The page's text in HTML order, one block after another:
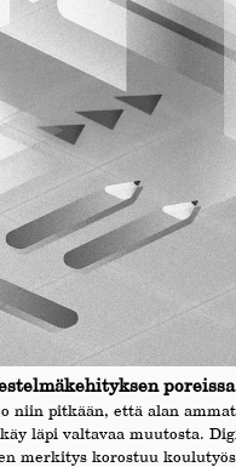
poreissa
niin pitkään, että alan
läpi valtavaa muutosta.
merkitys korostuu